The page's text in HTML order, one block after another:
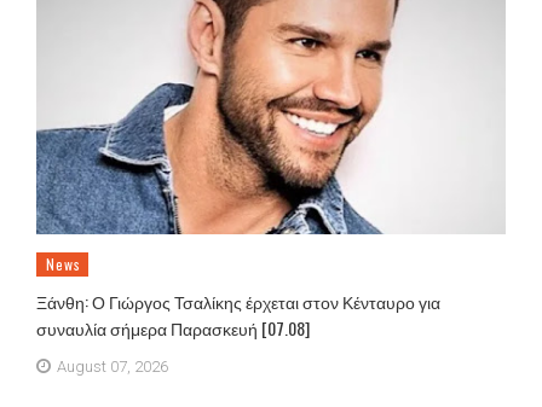
News
Ξάνθη: Ο Γιώργος Τσαλίκης έρχεται στον Κένταυρο για
συναυλία σήμερα Παρασκευή [07.08]
August 07, 2026